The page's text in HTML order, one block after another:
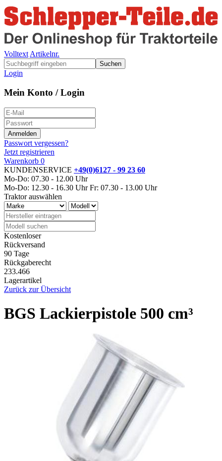
Volltext Artikelnr.
Suchen
Login
Mein Konto / Login
Passwort vergessen?
Jetzt registrieren
Warenkorb 0
KUNDENSERVICE +49(0)6127 - 99 23 60
Mo-Do: 07.30 - 12.00 Uhr
Mo-Do: 12.30 - 16.30 Uhr Fr: 07.30 - 13.00 Uhr
Traktor auswählen
Kostenloser
Rückversand
90 Tage
Rückgaberecht
233.466
Lagerartikel
Zurück zur Übersicht
BGS Lackierpistole 500 cm³